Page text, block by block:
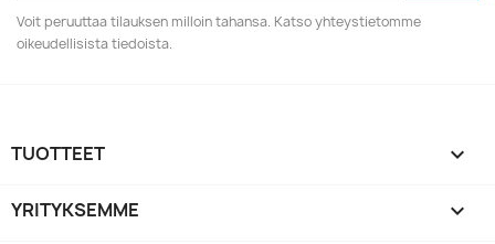
Voit peruuttaa tilauksen milloin tahansa. Katso yhteystietomme
oikeudellisista tiedoista.
TUOTTEET 
YRITYKSEMME 